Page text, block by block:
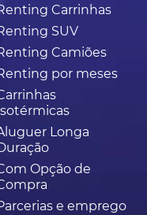
Carrinhas
SUV
Camiões
por meses
Isotérmicas
Longa
Opção de
e emprego